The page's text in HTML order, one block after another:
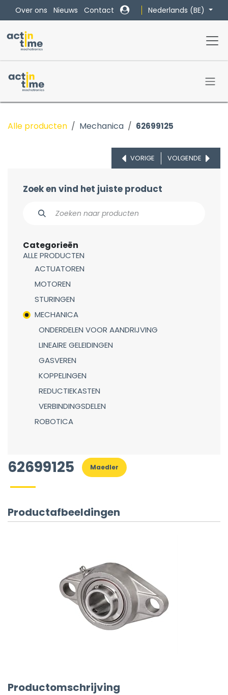
Overslaan naar inhoud
Over ons Nieuws Contact Nederlands (BE)
Alle producten Mechanica 62699125
VORIGE VOLGENDE
Zoek en vind het juiste product
Categorieën
ALLE PRODUCTEN
ACTUATOREN
MOTOREN
STURINGEN
MECHANICA
ONDERDELEN VOOR AANDRIJVING
LINEAIRE GELEIDINGEN
GASVEREN
KOPPELINGEN
REDUCTIEKASTEN
VERBINDINGSDELEN
ROBOTICA
62699125 Maedler
Productafbeeldingen
Productomschrijving